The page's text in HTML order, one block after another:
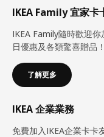
IKEA Family 宜家卡
IKEA Family隨時歡迎
日優惠及各類驚喜贈品！
了解更多
IKEA 企業業務
免費加入IKEA企業卡卡